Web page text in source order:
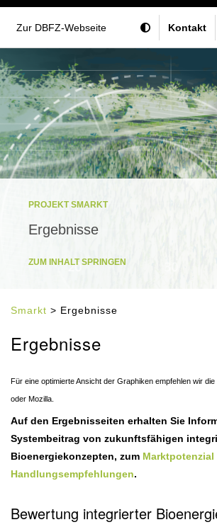
Zur DBFZ-Webseite Kontakt
PROJEKT SMARKT
Ergebnisse
ZUM INHALT SPRINGEN
Smarkt > Ergebnisse
Ergebnisse
Für eine optimierte Ansicht der Graphiken empfehlen wir
oder Mozilla.
Auf den Ergebnisseiten erhalten Sie
Systembeitrag von zukunftsfähigen
Bioenergiekonzepten, zum Marktpotenzial
Handlungsempfehlungen.
Bewertung integrierter